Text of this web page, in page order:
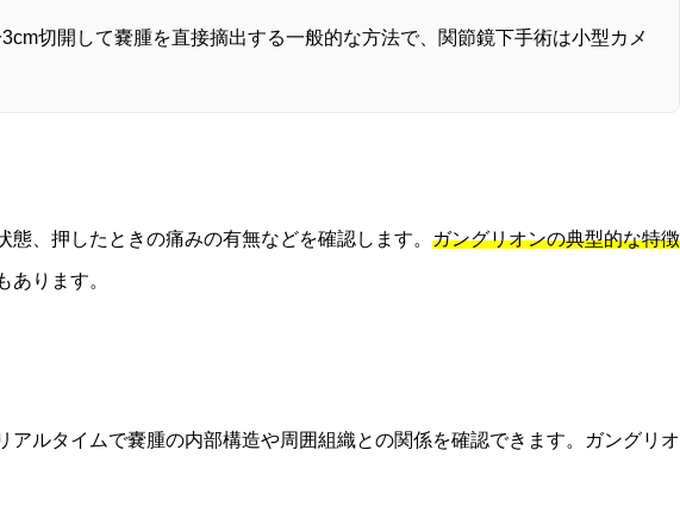
切開して嚢腫を直接摘出する一般的な方法で、関節鏡下手術は小型カメ
、押したときの痛みの有無などを確認します。 ガングリオンの典型的な特徴
あります。
アルタイムで嚢腫の内部構造や周囲組織との関係を確認できます。ガングリオ